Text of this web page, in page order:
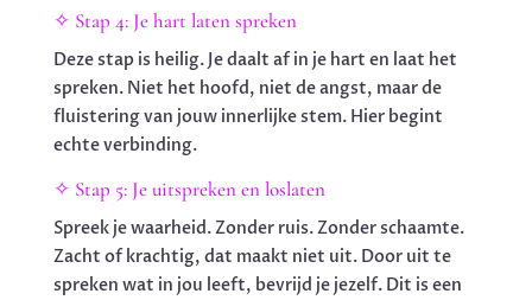
✧ Stap 4: Je hart laten spreken
Deze stap is heilig. Je daalt af in je hart en laat het
spreken. Niet het hoofd, niet de angst, maar de
fluistering van jouw innerlijke stem. Hier begint
echte verbinding.
✧ Stap 5: Je uitspreken en loslaten
Spreek je waarheid. Zonder ruis. Zonder schaamte.
Zacht of krachtig, dat maakt niet uit. Door uit te
spreken wat in jou leeft, bevrijd je jezelf. Dit is een